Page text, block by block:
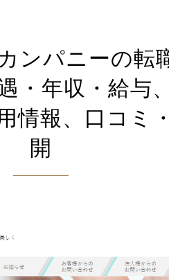
ンパニーの転
・年収・給与
情報、口コミ
開